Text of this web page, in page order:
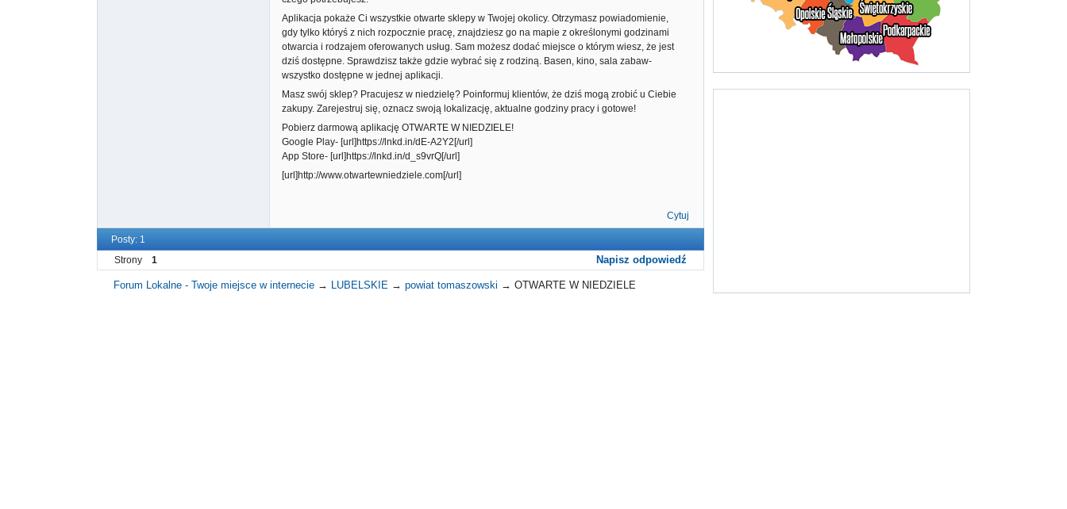
Aplikacja pokaże Ci wszystkie otwarte sklepy w Twojej okolicy. Otrzymasz powiadomienie,
gdy tylko któryś z nich rozpocznie pracę, znajdziesz go na mapie z określonymi godzinami
otwarcia i rodzajem oferowanych usług. Sam możesz dodać miejsce o którym wiesz, że jest
dziś dostępne. Sprawdzisz także gdzie wybrać się z rodziną. Basen, kino, sala zabaw-
wszystko dostępne w jednej aplikacji.
Masz swój sklep? Pracujesz w niedzielę? Poinformuj klientów, że dziś mogą zrobić u Ciebie
zakupy. Zarejestruj się, oznacz swoją lokalizację, aktualne godziny pracy i gotowe!
Pobierz darmową aplikację OTWARTE W NIEDZIELE!
Google Play- [url]https://lnkd.in/dE-A2Y2[/url]
App Store- [url]https://lnkd.in/d_s9vrQ[/url]
[url]http://www.otwartewniedziele.com[/url]
Cytuj
Posty: 1
Strony
1 Napisz odpowiedź
Forum Lokalne - Twoje miejsce w internecie → LUBELSKIE →powiat tomaszowski →OTWARTE W NIEDZIELE